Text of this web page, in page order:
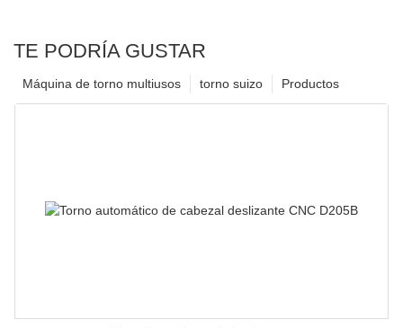
TE PODRÍA GUSTAR
Productos
torno suizo
Máquina de torno multiusos